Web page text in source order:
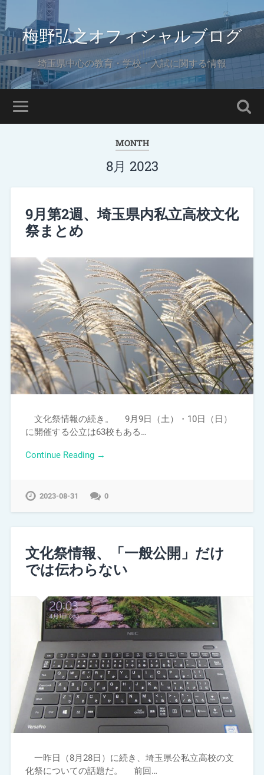
梅野弘之オフィシャルブログ
埼玉県中心の教育・学校・入試に関する情報
MONTH
8月 2023
9月第2週、埼玉県内私立高校文化
祭まとめ
文化祭情報の続き。 9月9日（土）・10日（日）
に開催する公立は63校もある…
Continue Reading →
2023-08-31 0
文化祭情報、「一般公開」だけ
では伝わらない
一昨日（8月28日）に続き、埼玉県公私立高校の文
化祭についての話題だ。 前回…